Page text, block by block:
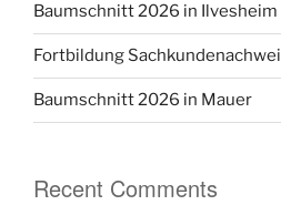
Baumschnitt 2026 in Ilvesheim
Fortbildung
Baumschnitt 2026 in Mauer
Recent Comments